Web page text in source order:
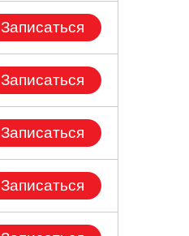
Записаться
Записаться
Записаться
Записаться